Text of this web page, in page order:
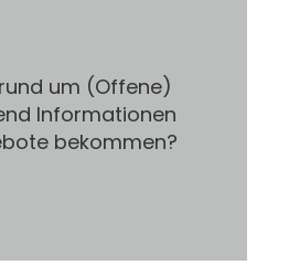
um (Offene)
Informationen
bekommen?